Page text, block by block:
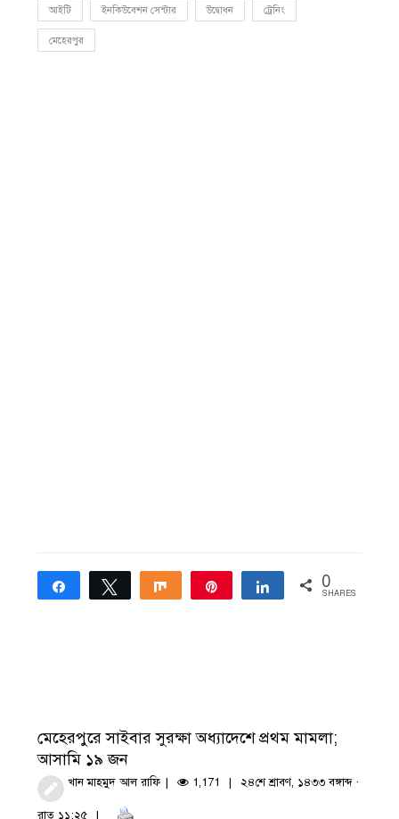
আইটি ইনকিউবেশন সেন্টার উদ্বোধন ট্রেনিং
মেহেরপুর
Share Tweet Share Share 0
SHARES
মেহেরপুরে সাইবার সুরক্ষা অধ্যাদেশে প্রথম মামলা;
আসামি ১৯ জন
খান মাহমুদ আল রাফি 1,171 ২৪শে শ্রাবণ, ১৪৩৩ বঙ্গাব্দ ·
রাত ১১:২৫